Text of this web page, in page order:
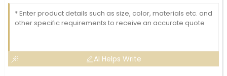
AI Helps Write